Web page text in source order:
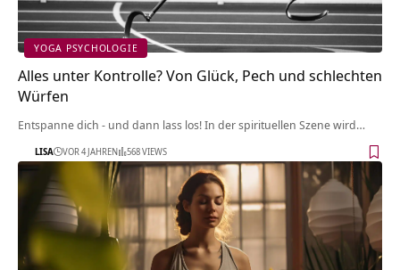
YOGA PSYCHOLOGIE
Alles unter Kontrolle? Von Glück, Pech und schlechten
Würfen
Entspanne dich - und dann lass los! In der spirituellen Szene wird…
LISA VOR 4 JAHREN 568 VIEWS